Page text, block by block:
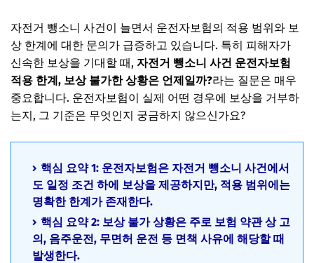
자전거 뺑소니 사건이 늘면서 운전자보험의 적용 범위와 보
상 한계에 대한 문의가 급증하고 있습니다. 특히 피해자가
신속한 보상을 기대할 때, 자전거 뺑소니 사건 운전자보험
적용 한계, 보상 불가한 상황은 언제일까?라는 질문은 매우
중요합니다. 운전자보험이 실제 어떤 경우에 보상을 거부하
는지, 그 기준은 무엇인지 궁금하지 않으신가요?
핵심 요약 1: 운전자보험은 자전거 뺑소니 사건에서
도 일정 조건 하에 보상을 제공하지만, 적용 범위에는
명확한 한계가 존재한다.
핵심 요약 2: 보상 불가 상황은 주로 보험 약관 상 고
의, 음주운전, 무면허 운전 등 면책 사유에 해당할 때
발생한다.